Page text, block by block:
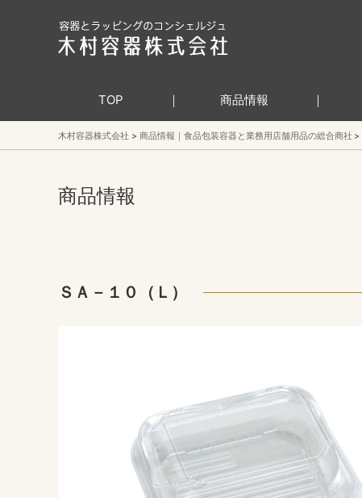
TOP 商品情報
木村容器株式会社 商品情報｜食品包装容器と業務用店舗用品の総合商社
商品情報
ＳＡ－１０（Ｌ）